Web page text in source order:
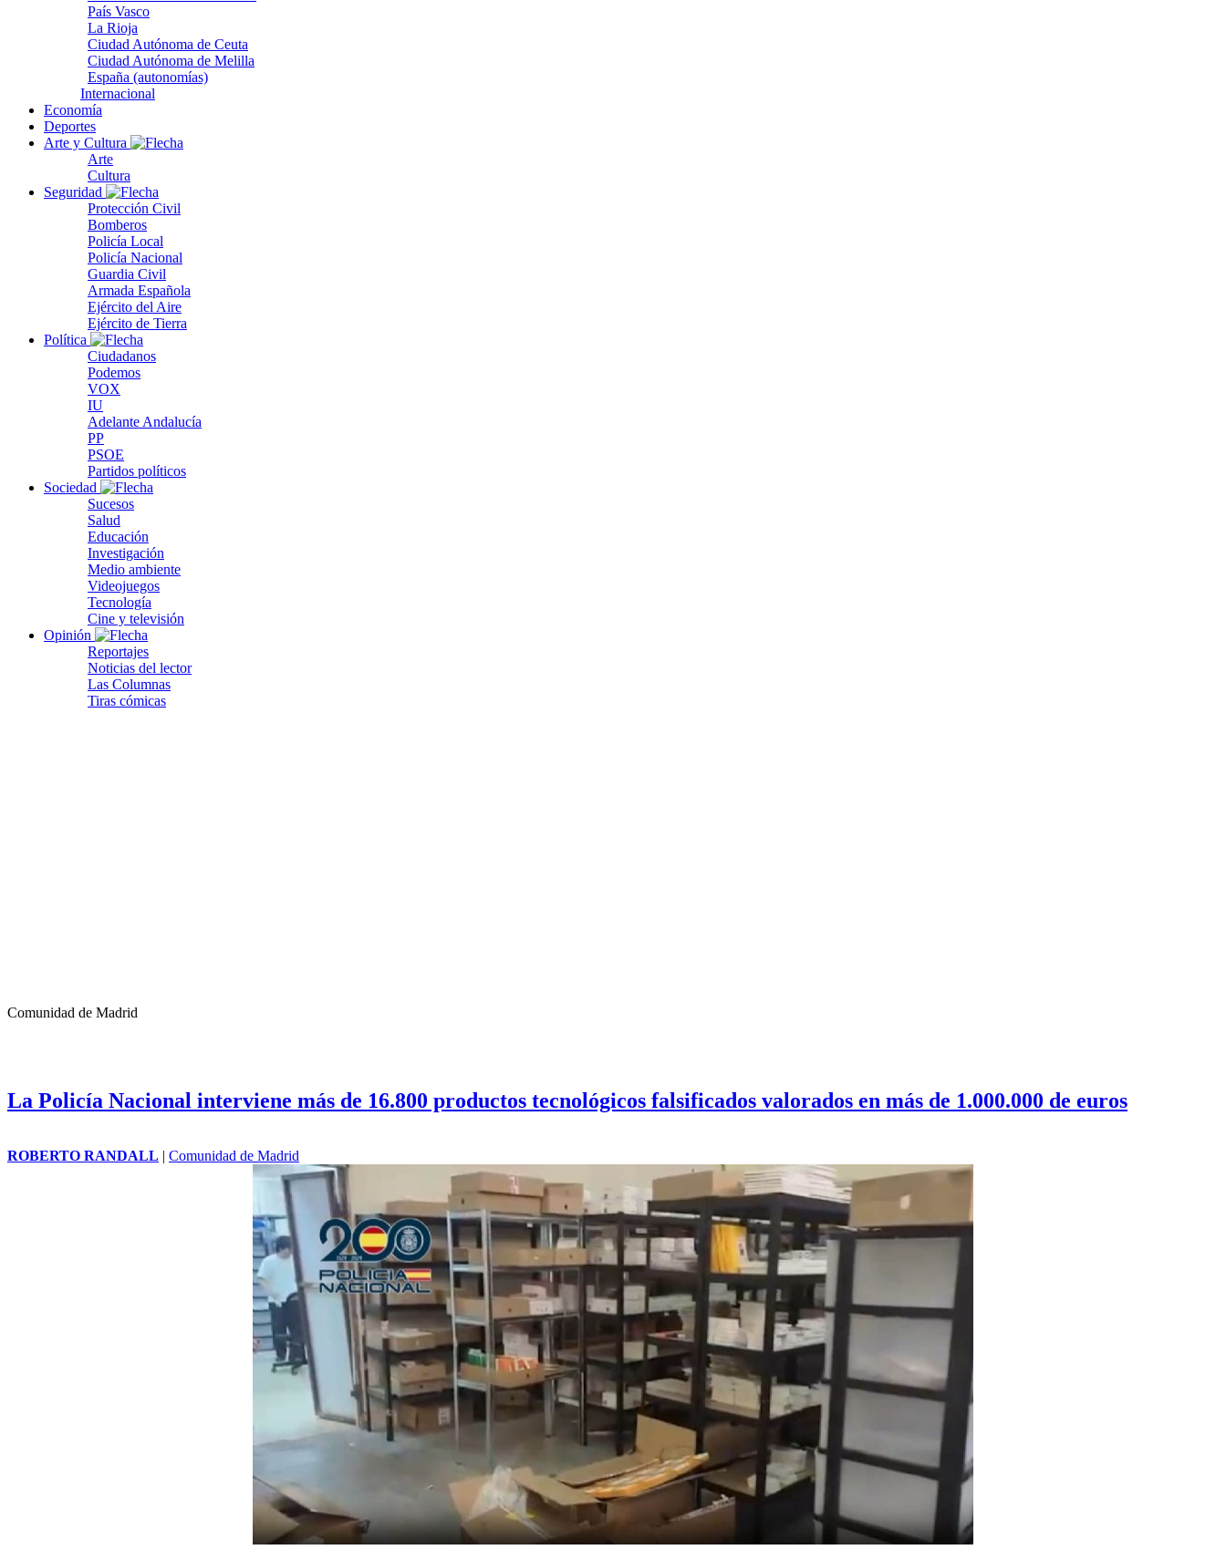
País Vasco
La Rioja
Ciudad Autónoma de Ceuta
Ciudad Autónoma de Melilla
España (autonomías)
Internacional
Economía
Deportes
Arte y Cultura
Arte
Cultura
Seguridad
Protección Civil
Bomberos
Policía Local
Policía Nacional
Guardia Civil
Armada Española
Ejército del Aire
Ejército de Tierra
Política
Ciudadanos
Podemos
VOX
IU
Adelante Andalucía
PP
PSOE
Partidos políticos
Sociedad
Sucesos
Salud
Educación
Investigación
Medio ambiente
Videojuegos
Tecnología
Cine y televisión
Opinión
Reportajes
Noticias del lector
Las Columnas
Tiras cómicas
Comunidad de Madrid
La Policía Nacional interviene más de 16.800 productos tecnológicos falsificados valorados en más de 1.000.000 de euros
ROBERTO RANDALL | Comunidad de Madrid